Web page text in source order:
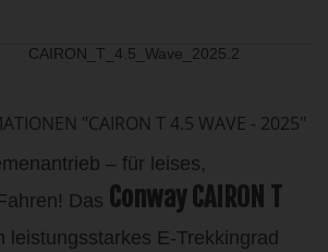
CAIRON_T_4.5_Wave_2025.2
"CAIRON T 4.5 WAVE - 2025"
– für leises,
Das Conway CAIRON T
leistungsstarkes E-Trekkingrad